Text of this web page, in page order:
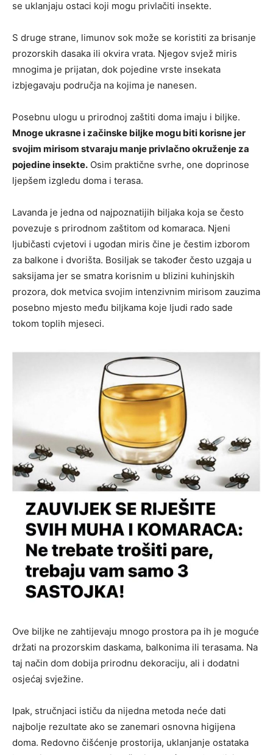
se uklanjaju ostaci koji mogu privlačiti insekte.
S druge strane, limunov sok može se koristiti za brisanje
prozorskih dasaka ili okvira vrata. Njegov svjež miris
mnogima je prijatan, dok pojedine vrste insekata
izbjegavaju područja na kojima je nanesen.
Posebnu ulogu u prirodnoj zaštiti doma imaju i biljke.
Mnoge ukrasne i začinske biljke mogu biti korisne jer
svojim mirisom stvaraju manje privlačno okruženje za
pojedine insekte. Osim praktične svrhe, one doprinose
ljepšem izgledu doma i terasa.
Lavanda je jedna od najpoznatijih biljaka koja se često
povezuje s prirodnom zaštitom od komaraca. Njeni
ljubičasti cvjetovi i ugodan miris čine je čestim izborom
za balkone i dvorišta. Bosiljak se također često uzgaja u
saksijama jer se smatra korisnim u blizini kuhinjskih
prozora, dok metvica svojim intenzivnim mirisom zauzima
posebno mjesto među biljkama koje ljudi rado sade
tokom toplih mjeseci.
Ove biljke ne zahtijevaju mnogo prostora pa ih je moguće
držati na prozorskim daskama, balkonima ili terasama. Na
taj način dom dobija prirodnu dekoraciju, ali i dodatni
osjećaj svježine.
Ipak, stručnjaci ističu da nijedna metoda neće dati
najbolje rezultate ako se zanemari osnovna higijena
doma. Redovno čišćenje prostorija, uklanjanje ostataka